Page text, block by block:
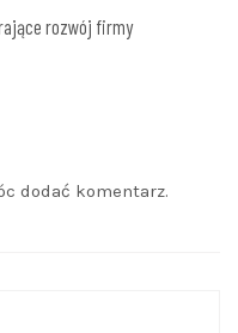
rozwój firmy
dodać komentarz.